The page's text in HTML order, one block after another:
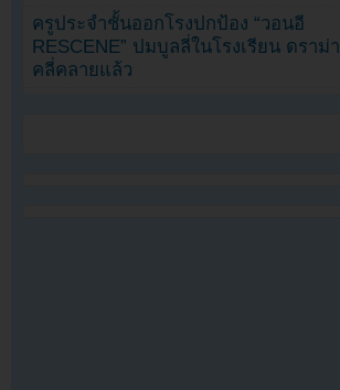
ครูประจำชั้นออกโรงปกป้อง “วอนอี
RESCENE” ปมบูลลี่ในโรงเรียน ดราม่า
คลี่คลายแล้ว